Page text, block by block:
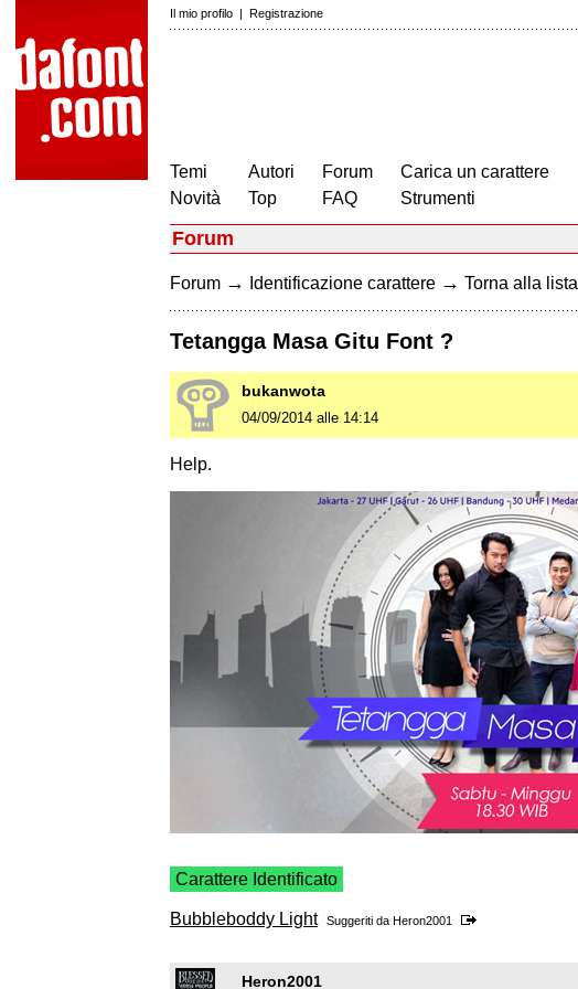
Il mio profilo | Registrazione
Temi
Novità
Autori
Top
Forum
FAQ
Carica un carattere
Strumenti
Forum
Forum → Identificazione carattere → Torna alla lista
Tetangga Masa Gitu Font ?
bukanwota
04/09/2014 alle 14:14
Help.
Carattere Identificato
Bubbleboddy Light Suggeriti da Heron2001
Heron2001